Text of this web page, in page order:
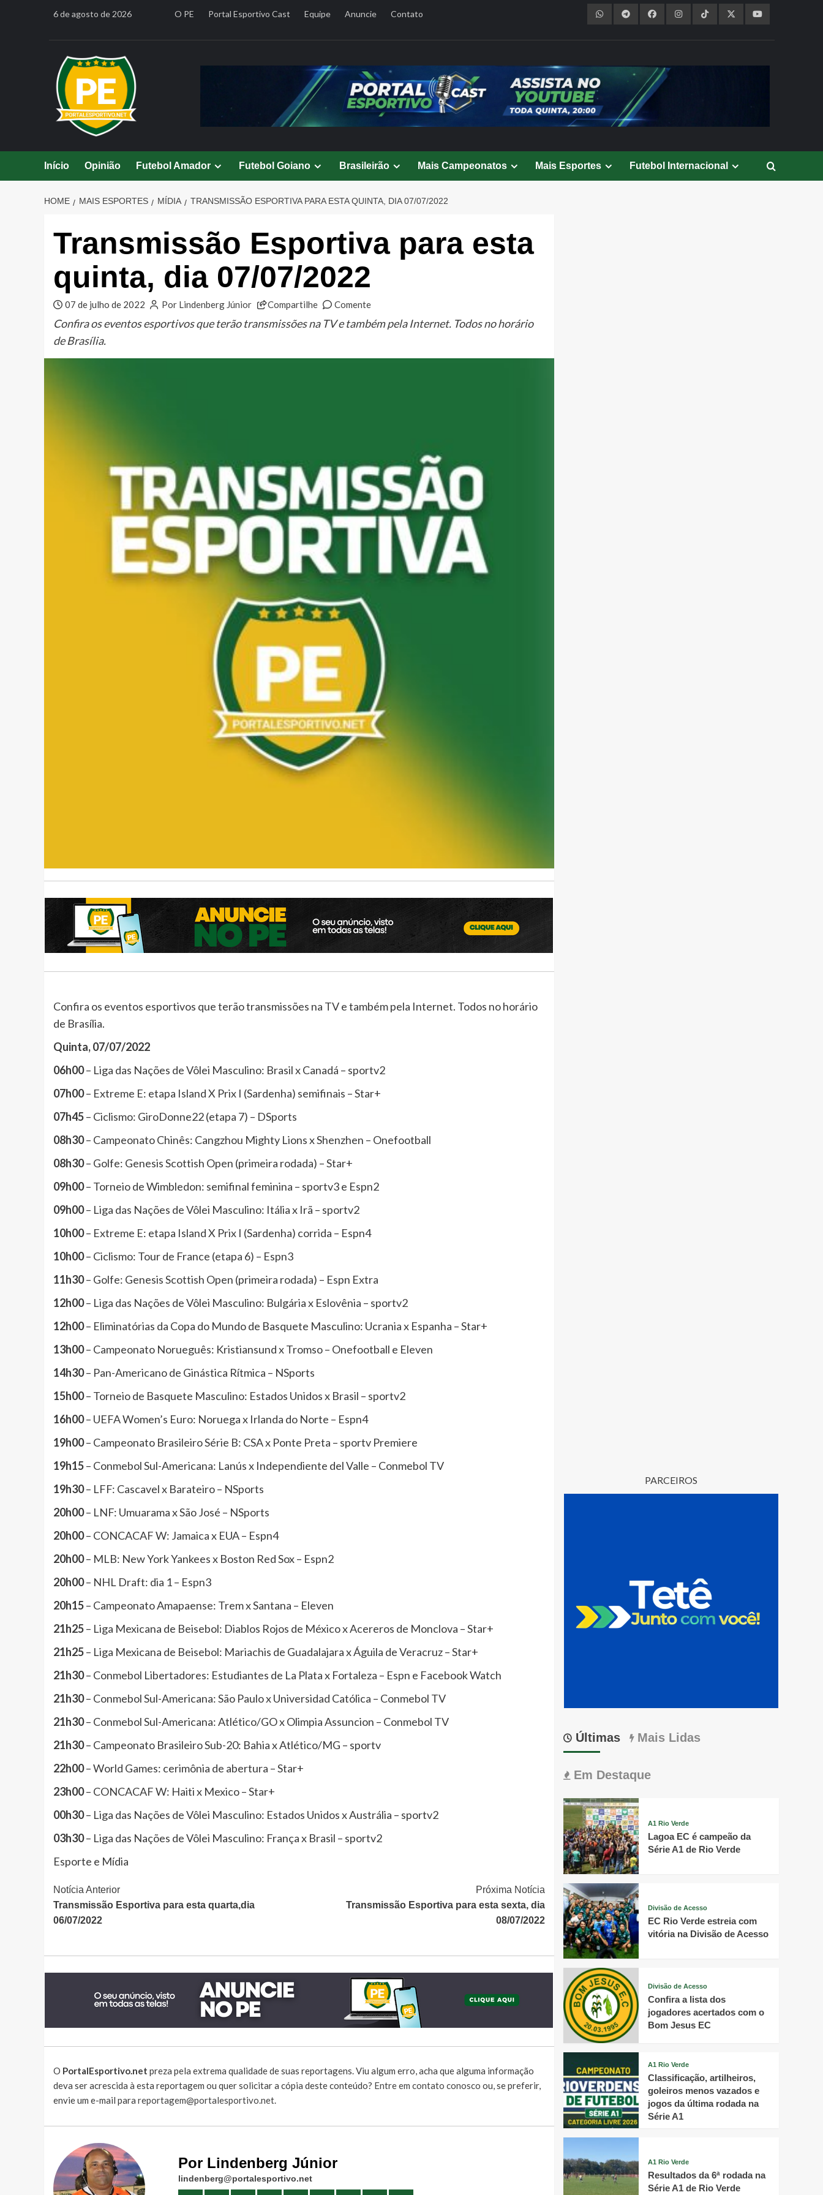
6 de agosto de 2026 O PE Portal Esportivo Cast Equipe Anuncie Contato
Início Opinião Futebol Amador Futebol Goiano Brasileirão Mais Campeonatos Mais Esportes Futebol Internacional
HOME MAIS ESPORTES MÍDIA TRANSMISSÃO ESPORTIVA PARA ESTA QUINTA, DIA 07/07/2022
Transmissão Esportiva para esta
quinta, dia 07/07/2022
07 de julho de 2022 Por Lindenberg Júnior Compartilhe Comente
Confira os eventos esportivos que terão transmissões na TV e também pela Internet. Todos no horário
de Brasília.
Confira os eventos esportivos que terão transmissões na TV e também pela Internet. Todos no horário
de Brasília.
Quinta, 07/07/2022
06h00– Liga das Nações de Vôlei Masculino: Brasil x Canadá – sportv2
07h00– Extreme E: etapa Island X Prix I (Sardenha) semifinais – Star+
07h45– Ciclismo: GiroDonne22 (etapa 7) – DSports
08h30– Campeonato Chinês: Cangzhou Mighty Lions x Shenzhen – Onefootball
08h30– Golfe: Genesis Scottish Open (primeira rodada) – Star+
09h00– Torneio de Wimbledon: semifinal feminina – sportv3 e Espn2
09h00– Liga das Nações de Vôlei Masculino: Itália x Irã – sportv2
10h00– Extreme E: etapa Island X Prix I (Sardenha) corrida – Espn4
10h00– Ciclismo: Tour de France (etapa 6) – Espn3
11h30– Golfe: Genesis Scottish Open (primeira rodada) – Espn Extra
12h00– Liga das Nações de Vôlei Masculino: Bulgária x Eslovênia – sportv2
12h00– Eliminatórias da Copa do Mundo de Basquete Masculino: Ucrania x Espanha – Star+
13h00– Campeonato Norueguês: Kristiansund x Tromso – Onefootball e Eleven
14h30– Pan-Americano de Ginástica Rítmica – NSports
15h00– Torneio de Basquete Masculino: Estados Unidos x Brasil – sportv2
16h00– UEFA Women’s Euro: Noruega x Irlanda do Norte – Espn4
19h00– Campeonato Brasileiro Série B: CSA x Ponte Preta – sportv Premiere
19h15– Conmebol Sul-Americana: Lanús x Independiente del Valle – Conmebol TV
19h30– LFF: Cascavel x Barateiro – NSports
20h00– LNF: Umuarama x São José – NSports
20h00– CONCACAF W: Jamaica x EUA – Espn4
20h00– MLB: New York Yankees x Boston Red Sox – Espn2
20h00– NHL Draft: dia 1 – Espn3
20h15– Campeonato Amapaense: Trem x Santana – Eleven
21h25– Liga Mexicana de Beisebol: Diablos Rojos de México x Acereros de Monclova – Star+
21h25– Liga Mexicana de Beisebol: Mariachis de Guadalajara x Águila de Veracruz – Star+
21h30– Conmebol Libertadores: Estudiantes de La Plata x Fortaleza – Espn e Facebook Watch
21h30– Conmebol Sul-Americana: São Paulo x Universidad Católica – Conmebol TV
21h30– Conmebol Sul-Americana: Atlético/GO x Olimpia Assuncion – Conmebol TV
21h30– Campeonato Brasileiro Sub-20: Bahia x Atlético/MG – sportv
22h00– World Games: cerimônia de abertura – Star+
23h00– CONCACAF W: Haiti x Mexico – Star+
00h30– Liga das Nações de Vôlei Masculino: Estados Unidos x Austrália – sportv2
03h30– Liga das Nações de Vôlei Masculino: França x Brasil – sportv2
Esporte e Mídia
Continue
Lendo
Notícia Anterior
Transmissão Esportiva para esta quarta,dia
06/07/2022
Próxima Notícia
Transmissão Esportiva para esta sexta, dia
08/07/2022
O PortalEsportivo.net preza pela extrema qualidade de suas reportagens. Viu algum erro, acha que alguma informação
deva ser acrescida à esta reportagem ou quer solicitar a cópia deste conteúdo? Entre em contato conosco ou, se preferir,
envie um e-mail para reportagem@portalesportivo.net.
Por Lindenberg Júnior
lindenberg@portalesportivo.net
PARCEIROS
Últimas Mais Lidas
Em Destaque
A1 Rio Verde
Lagoa EC é campeão da
Série A1 de Rio Verde
Divisão de Acesso
EC Rio Verde estreia com
vitória na Divisão de Acesso
Divisão de Acesso
Confira a lista dos
jogadores acertados com o
Bom Jesus EC
A1 Rio Verde
Classificação, artilheiros,
goleiros menos vazados e
jogos da última rodada na
Série A1
A1 Rio Verde
Resultados da 6ª rodada na
Série A1 de Rio Verde